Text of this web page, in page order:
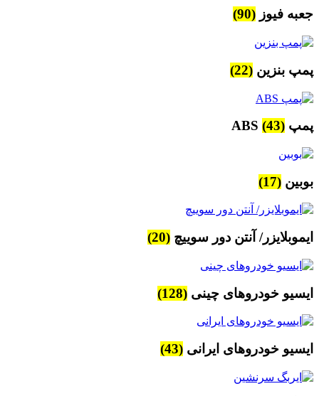
جعبه فیوز (90)
پمپ بنزین (22)
پمپ ABS (43)
بوبین (17)
ایموبلایزر/ آنتن دور سوییچ (20)
ایسیو خودروهای چینی (128)
ایسیو خودروهای ایرانی (43)